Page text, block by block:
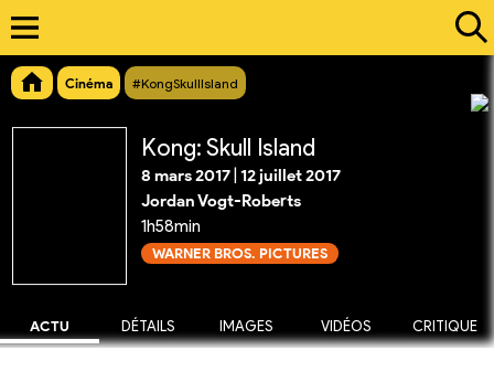
Cinéma #KongSkullIsland
Kong: Skull Island
8 mars 2017 12 juillet 2017
Jordan Vogt-Roberts
1h58min
WARNER BROS. PICTURES
ACTU DÉTAILS IMAGES VIDÉOS CRITIQUE